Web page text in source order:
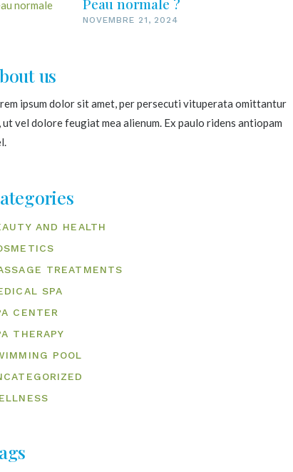
NOVEMBRE 21, 2024
us
ipsum dolor sit amet, per persecuti vituperata omittantur
ut vel dolore feugiat mea alienum. Ex paulo ridens antiopam
AND HEALTH
TREATMENTS
SPA
CENTER
THERAPY
POOL